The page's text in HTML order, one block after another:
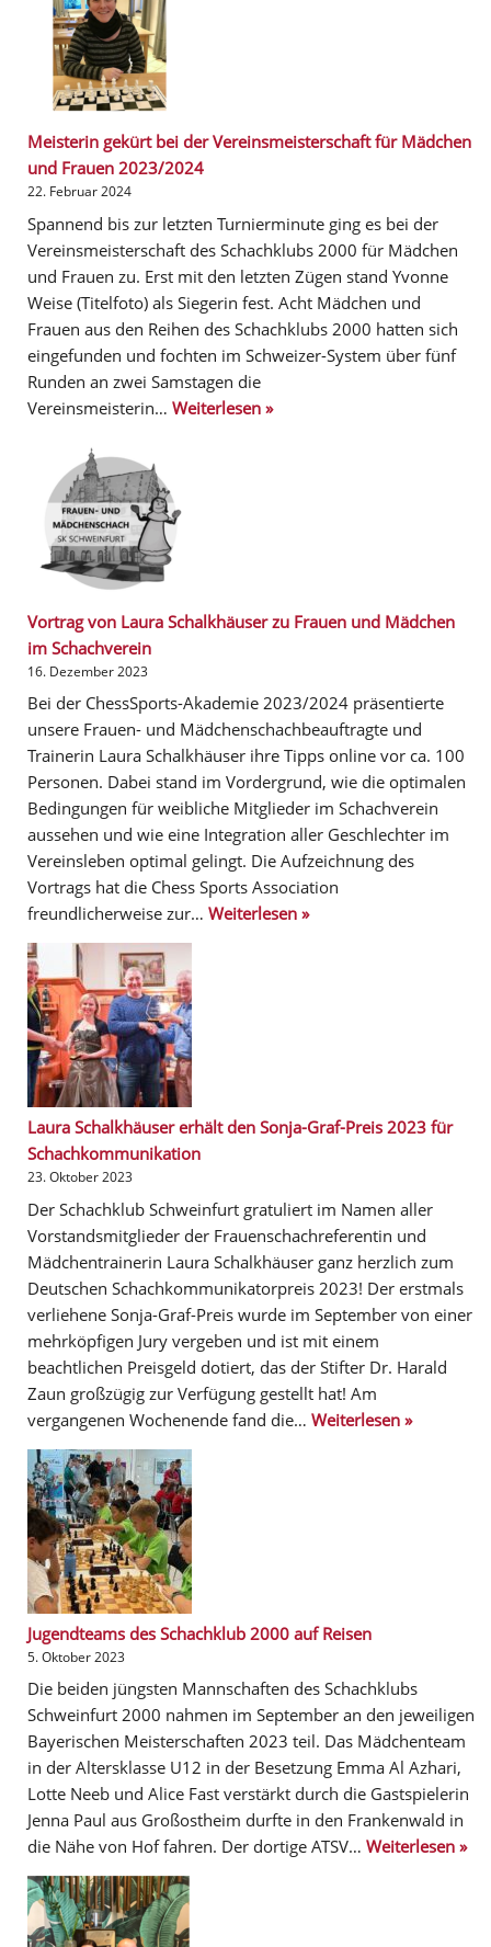
Meisterin gekürt bei der Vereinsmeisterschaft für Mädchen
und Frauen 2023/2024
22. Februar 2024
Spannend bis zur letzten Turnierminute ging es bei der
Vereinsmeisterschaft des Schachklubs 2000 für Mädchen
und Frauen zu. Erst mit den letzten Zügen stand Yvonne
Weise (Titelfoto) als Siegerin fest. Acht Mädchen und
Frauen aus den Reihen des Schachklubs 2000 hatten sich
eingefunden und fochten im Schweizer-System über fünf
Runden an zwei Samstagen die
Vereinsmeisterin… Weiterlesen »
Vortrag von Laura Schalkhäuser zu Frauen und Mädchen
im Schachverein
16. Dezember 2023
Bei der ChessSports-Akademie 2023/2024 präsentierte
unsere Frauen- und Mädchenschachbeauftragte und
Trainerin Laura Schalkhäuser ihre Tipps online vor ca. 100
Personen. Dabei stand im Vordergrund, wie die optimalen
Bedingungen für weibliche Mitglieder im Schachverein
aussehen und wie eine Integration aller Geschlechter im
Vereinsleben optimal gelingt. Die Aufzeichnung des
Vortrags hat die Chess Sports Association
freundlicherweise zur… Weiterlesen »
Laura Schalkhäuser erhält den Sonja-Graf-Preis 2023 für
Schachkommunikation
23. Oktober 2023
Der Schachklub Schweinfurt gratuliert im Namen aller
Vorstandsmitglieder der Frauenschachreferentin und
Mädchentrainerin Laura Schalkhäuser ganz herzlich zum
Deutschen Schachkommunikatorpreis 2023! Der erstmals
verliehene Sonja-Graf-Preis wurde im September von einer
mehrköpfigen Jury vergeben und ist mit einem
beachtlichen Preisgeld dotiert, das der Stifter Dr. Harald
Zaun großzügig zur Verfügung gestellt hat! Am
vergangenen Wochenende fand die… Weiterlesen »
Jugendteams des Schachklub 2000 auf Reisen
5. Oktober 2023
Die beiden jüngsten Mannschaften des Schachklubs
Schweinfurt 2000 nahmen im September an den jeweiligen
Bayerischen Meisterschaften 2023 teil. Das Mädchenteam
in der Altersklasse U12 in der Besetzung Emma Al Azhari,
Lotte Neeb und Alice Fast verstärkt durch die Gastspielerin
Jenna Paul aus Großostheim durfte in den Frankenwald in
die Nähe von Hof fahren. Der dortige ATSV… Weiterlesen »